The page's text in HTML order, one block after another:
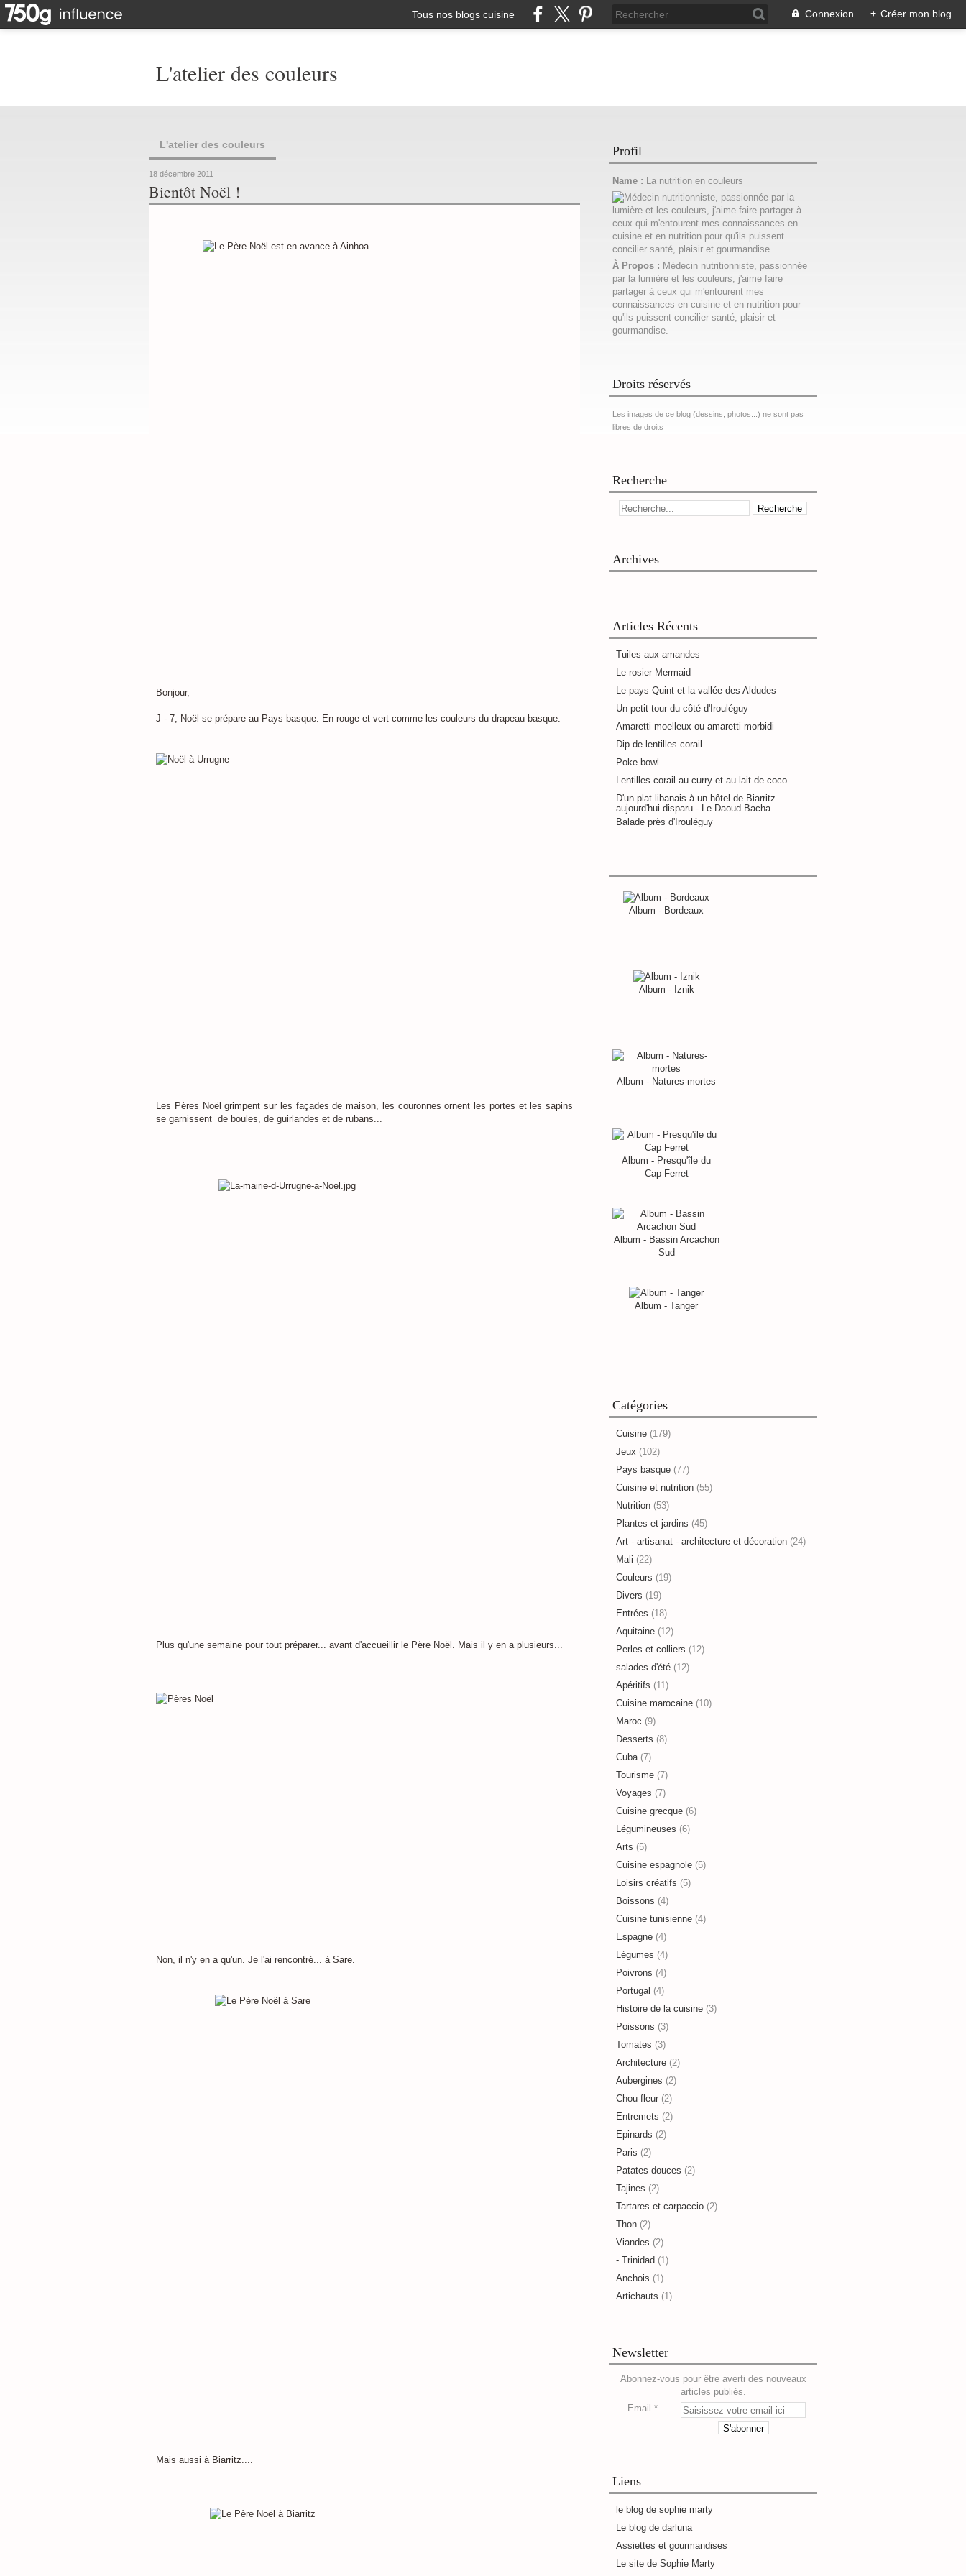
Tous nos blogs cuisine Connexion + Créer mon blog
L'atelier des couleurs
L'atelier des couleurs
18 décembre 2011
Bientôt Noël !
Bonjour,
J - 7, Noël se prépare au Pays basque. En rouge et vert comme les couleurs du drapeau basque.
Les Pères Noël grimpent sur les façades de maison, les couronnes ornent les portes et les sapins
se garnissent de boules, de guirlandes et de rubans...
Plus qu'une semaine pour tout préparer... avant d'accueillir le Père Noël. Mais il y en a plusieurs...
Non, il n'y en a qu'un. Je l'ai rencontré... à Sare.
Mais aussi à Biarritz....
Profil
Name : La nutrition en couleurs
À Propos : Médecin nutritionniste, passionnée
par la lumière et les couleurs, j'aime faire
partager à ceux qui m'entourent mes
connaissances en cuisine et en nutrition pour
qu'ils puissent concilier santé, plaisir et
gourmandise.
Droits réservés
Les images de ce blog (dessins, photos...) ne sont pas
libres de droits
Recherche
Archives
Articles Récents
Tuiles aux amandes
Le rosier Mermaid
Le pays Quint et la vallée des Aldudes
Un petit tour du côté d'Irouléguy
Amaretti moelleux ou amaretti morbidi
Dip de lentilles corail
Poke bowl
Lentilles corail au curry et au lait de coco
D'un plat libanais à un hôtel de Biarritz
aujourd'hui disparu - Le Daoud Bacha
Balade près d'Irouléguy
Album - Bordeaux
Album - Iznik
Album - Natures-mortes
Album - Presqu'île du
Cap Ferret
Album - Bassin Arcachon
Sud
Album - Tanger
Catégories
Cuisine (179)
Jeux (102)
Pays basque (77)
Cuisine et nutrition (55)
Nutrition (53)
Plantes et jardins (45)
Art - artisanat - architecture et décoration (24)
Mali (22)
Couleurs (19)
Divers (19)
Entrées (18)
Aquitaine (12)
Perles et colliers (12)
salades d'été (12)
Apéritifs (11)
Cuisine marocaine (10)
Maroc (9)
Desserts (8)
Cuba(7)
Tourisme (7)
Voyages (7)
Cuisine grecque (6)
Légumineuses (6)
Arts (5)
Cuisine espagnole (5)
Loisirs créatifs (5)
Boissons (4)
Cuisine tunisienne (4)
Espagne (4)
Légumes (4)
Poivrons (4)
Portugal (4)
Histoire de la cuisine (3)
Poissons (3)
Tomates (3)
Architecture (2)
Aubergines (2)
Chou-fleur (2)
Entremets (2)
Epinards (2)
Paris (2)
Patates douces (2)
Tajines (2)
Tartares et carpaccio (2)
Thon (2)
Viandes (2)
- Trinidad (1)
Anchois (1)
Artichauts (1)
Newsletter
Abonnez-vous pour être averti des nouveaux
articles publiés.
Email
Liens
le blog de sophie marty
Le blog de darluna
Assiettes et gourmandises
Le site de Sophie Marty